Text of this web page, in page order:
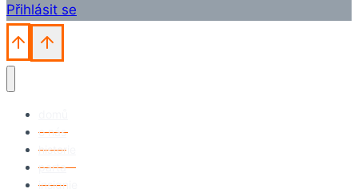
Přihlásit se
o nás
historie
parta
insignie